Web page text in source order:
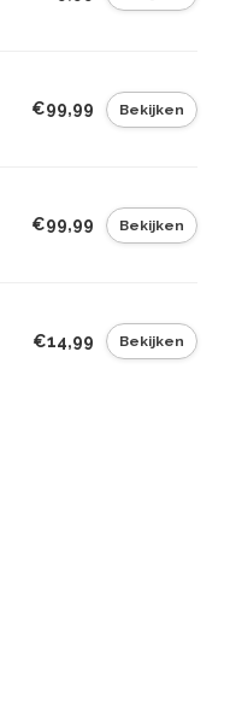
€99,99 Bekijken
€99,99 Bekijken
€14,99 Bekijken